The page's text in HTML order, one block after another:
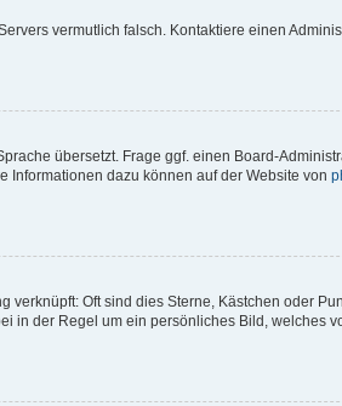
vermutlich falsch. Kontaktiere einen
übersetzt. Frage ggf. einen Board-
Informationen dazu können auf der Website von
Oft sind dies Sterne, Kästchen oder
in der Regel um ein persönliches Bild, welches